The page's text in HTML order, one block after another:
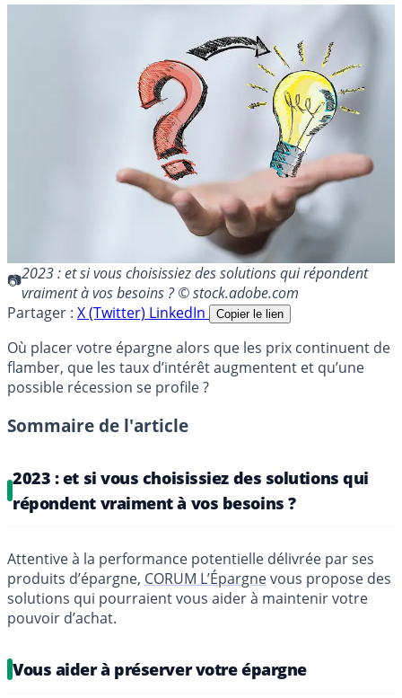
2023 : et si vous choisissiez des solutions qui répondent
vraiment à vos besoins ? © stock.adobe.com
Partager : X (Twitter) LinkedIn Copier le lien
Où placer votre épargne alors que les prix continuent de
flamber, que les taux d’intérêt augmentent et qu’une
possible récession se profile ?
Sommaire de l'article
2023 : et si vous choisissiez des solutions qui
répondent vraiment à vos besoins ?
Attentive à la performance potentielle délivrée par ses
produits d’épargne, CORUM L’Épargnevous propose des
solutions qui pourraient vous aider à maintenir votre
pouvoir d’achat.
Vous aider à préserver votre épargne